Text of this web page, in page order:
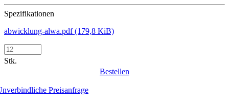
Spezifikationen
abwicklung-alwa.pdf(179,8 KiB)
Stk.
Bestellen
Preisanfrage